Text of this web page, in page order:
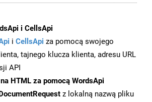
i CellsApi
i CellsApi za pomocą swojego
tajnego klucza klienta, adresu URL
API
HTML za pomocą WordsApi
z lokalną nazwą pliku